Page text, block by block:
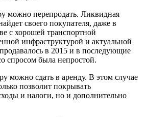
можно перепродать. Ликвидная
своего покупателя, даже в
с хорошей транспортной
инфраструктурой и актуальной
в 2015 и в последующие
спросом была непростой.
можно сдать в аренду. В этом случае
позволит покрывать
и налоги, но и дополнительно